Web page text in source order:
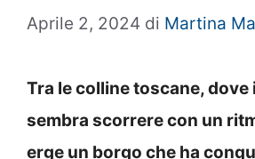
Aprile 2, 2024 di Martina
Tra le colline toscane, dove
sembra scorrere con un
erge un borgo che ha